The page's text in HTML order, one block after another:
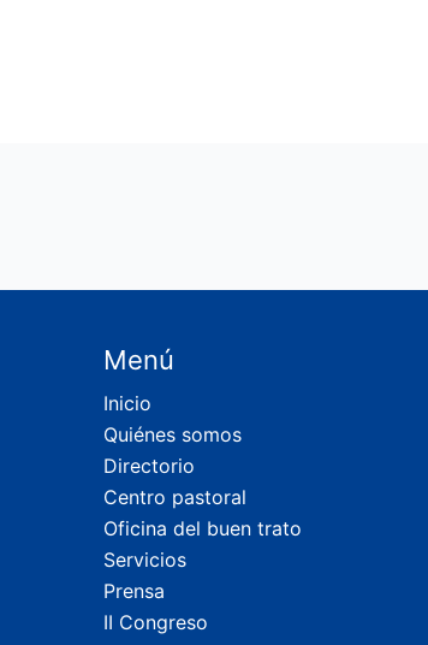
Menú
Inicio
Quiénes somos
Directorio
Centro pastoral
Oficina del buen trato
Servicios
Prensa
II Congreso